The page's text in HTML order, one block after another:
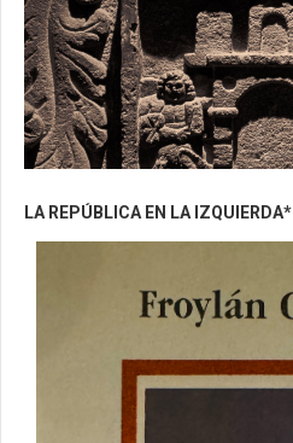
LA REPÚBLICA EN LA IZQUIERDA*